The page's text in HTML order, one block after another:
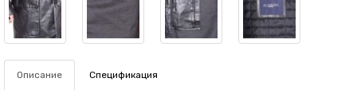
Описание Спецификация